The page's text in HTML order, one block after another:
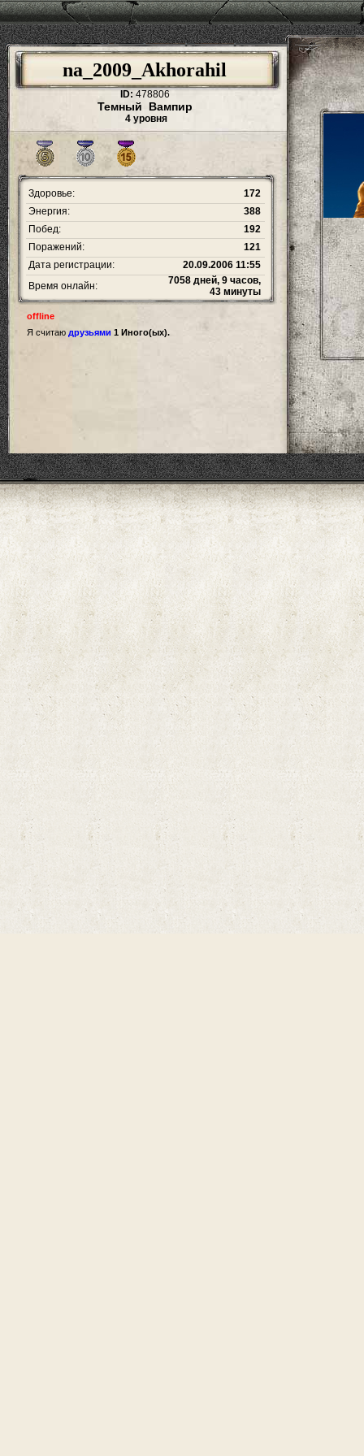
na_2009_Akhorahil
ID: 478806
Темный Вампир
4 уровня
Здоровье:
172
Энергия:
388
Побед:
192
Поражений:
121
Дата регистрации:
20.09.2006 11:55
Время онлайн:
7058 дней, 9 часов,
43 минуты
offline
Я считаю друзьями 1 Иного(ых).